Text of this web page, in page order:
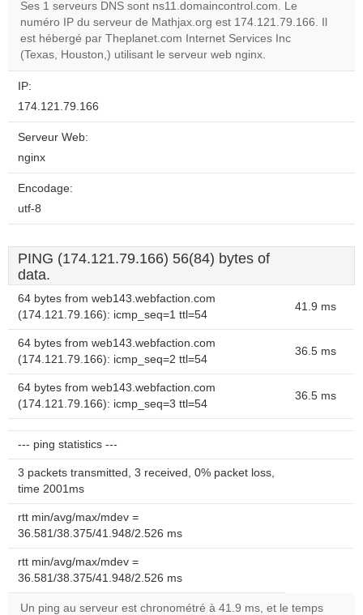
Do you
website?
OK
Ses 1 serveurs DNS sont ns11.domaincontrol.com. Le
numéro IP du serveur de Mathjax.org est 174.121.79.166. Il
est hébergé par Theplanet.com Internet Services Inc
(Texas, Houston,) utilisant le serveur web nginx.
IP:
174.121.79.166
Serveur Web:
nginx
Encodage:
utf-8
PING (174.121.79.166) 56(84) bytes of
data.
64 bytes from web143.webfaction.com
(174.121.79.166): icmp_seq=1 ttl=54
41.9 ms
64 bytes from web143.webfaction.com
(174.121.79.166): icmp_seq=2 ttl=54
36.5 ms
64 bytes from web143.webfaction.com
(174.121.79.166): icmp_seq=3 ttl=54
36.5 ms
--- ping statistics ---
3 packets transmitted, 3 received, 0% packet loss,
time 2001ms
rtt min/avg/max/mdev =
36.581/38.375/41.948/2.526 ms
rtt min/avg/max/mdev =
36.581/38.375/41.948/2.526 ms
Un ping au serveur est chronométré à 41.9 ms, et le temps